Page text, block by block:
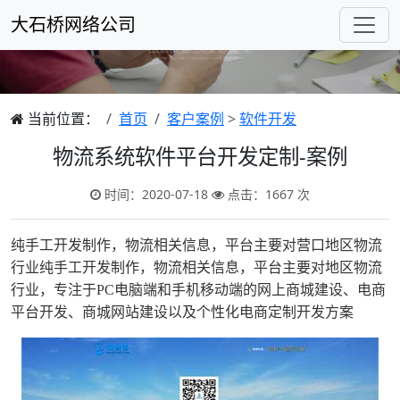
大石桥网络公司
当前位置： 首页 客户案例 >软件开发
物流系统软件平台开发定制-案例
时间：2020-07-18 点击：1667 次
纯手工开发制作，物流相关信息，平台主要对营口地区物流
行业纯手工开发制作，物流相关信息，平台主要对地区物流
行业，专注于PC电脑端和手机移动端的网上商城建设、电商
平台开发、商城网站建设以及个性化电商定制开发方案